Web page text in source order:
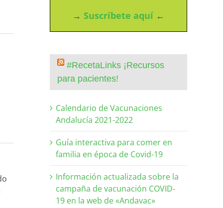
→ Suscríbete aquí ←
#RecetaLinks ¡Recursos
para pacientes!
Calendario de Vacunaciones
Andalucía 2021-2022
Guía interactiva para comer en
familia en época de Covid-19
Información actualizada sobre la
campaña de vacunación COVID-
19 en la web de «Andavac»